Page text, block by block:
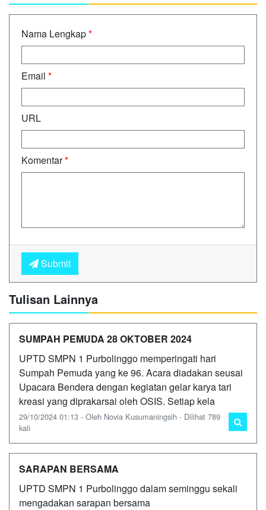
Nama Lengkap*
Email *
URL
Komentar*
Submit
Tulisan Lainnya
SUMPAH PEMUDA 28 OKTOBER 2024
UPTD SMPN 1 Purbolinggo memperingati hari
Sumpah Pemuda yang ke 96. Acara diadakan seusai
Upacara Bendera dengan kegiatan gelar karya tari
kreasi yang diprakarsai oleh OSIS. Setiap kela
29/10/2024 01:13 - Oleh Novia Kusumaningsih - Dilihat 789
kali
SARAPAN BERSAMA
UPTD SMPN 1 Purbolinggo dalam seminggu sekali
mengadakan sarapan bersama